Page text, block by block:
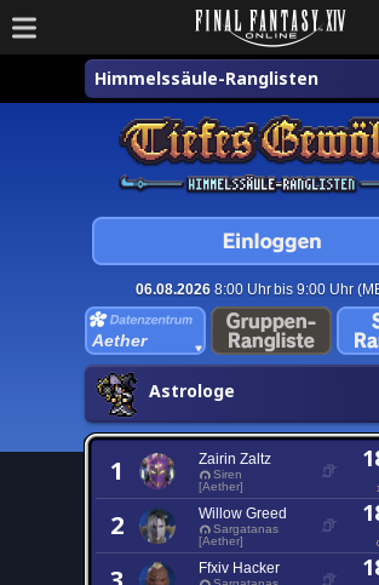
Himmelssäule-Ranglisten
06.08.20268:00 Uhr bis 9:00 Uhr
Aether
Astrologe
1 Zairin Zaltz
Siren
[Aether]
2 Willow Greed
Sargatanas
[Aether]
Ffxiv Hacker